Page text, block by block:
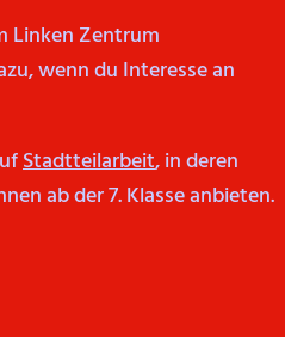
Linken Zentrum
wenn du Interesse an
Stadtteilarbeit, in deren
ab der 7. Klasse anbieten.